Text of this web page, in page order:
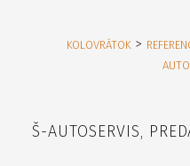
KOLOVRÁTOK >
Š-AUTOSERVIS,